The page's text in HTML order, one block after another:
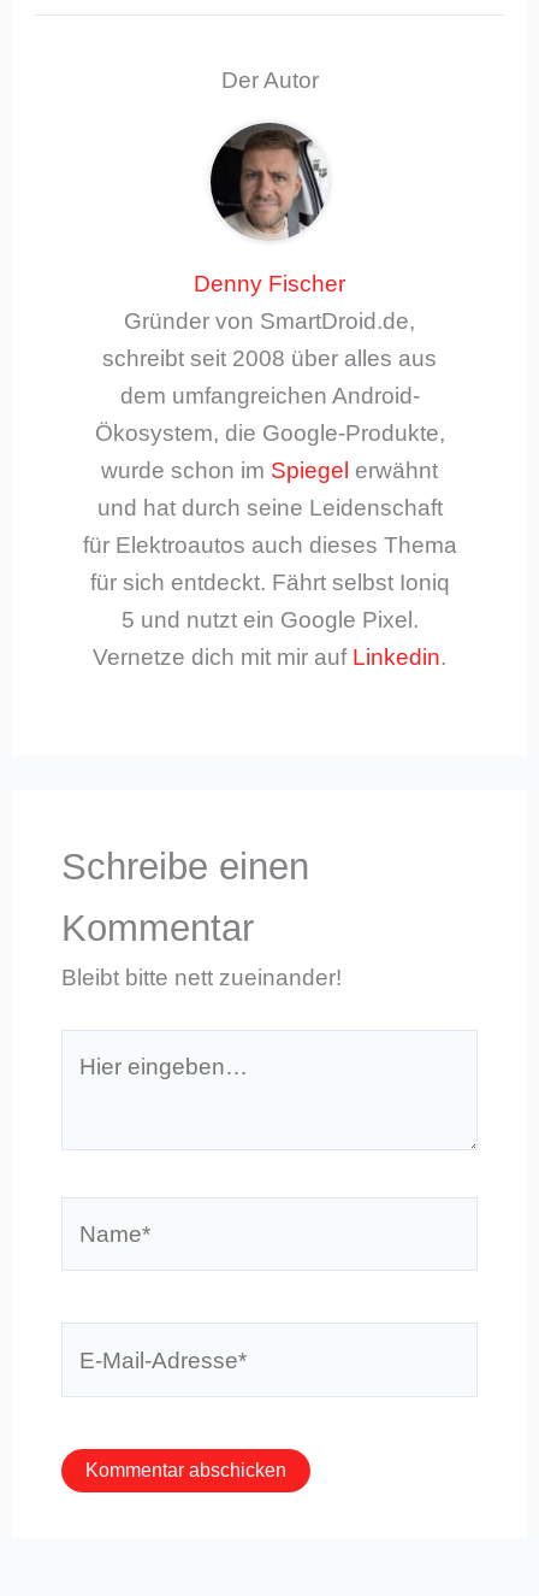
Der Autor
Denny Fischer
Gründer von SmartDroid.de,
schreibt seit 2008 über alles aus
dem umfangreichen Android-
Ökosystem, die Google-Produkte,
wurde schon im Spiegel erwähnt
und hat durch seine Leidenschaft
für Elektroautos auch dieses Thema
für sich entdeckt. Fährt selbst Ioniq
5 und nutzt ein Google Pixel.
Vernetze dich mit mir auf Linkedin.
Schreibe einen
Kommentar
Bleibt bitte nett zueinander!
eingeben…